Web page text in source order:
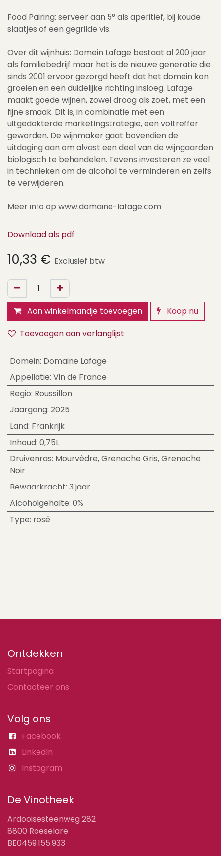
Food Pairing: serveer aan 5° als aperitief, bij koude
slaatjes of een gegrilde vis.
Over dit wijnhuis: Domein Lafage bestaat al 200 jaar
als familiebedrijf maar het is de nieuwe generatie die
sinds 2001 ervoor gezorgd heeft dat het domein kon
groeien en een duidelijke richting insloeg. Lafage
maakt goede wijnen, zowel droog als zoet, met een
fijne smaak. Dit is, in combinatie met een
uitgedokterde marketingstrategie, een voltreffer
geworden. De wijnmaker gaat bovendien de
uitdaging aan om alvast een deel van de wijngaarden
biologisch te behandelen. Tevens investeren ze veel
in technieken om de alcohol te verminderen en zelfs
te verwijderen.
Meer info op www.domaine-lafage.com
Download als pdf
10,33 € Exclusief btw
Aan winkelmandje toevoegen
Koop nu
Toevoegen aan verlanglijst
Domein: Domaine Lafage
Appellatie: Vin de France
Regio: Roussillon
Jaargang: 2025
Land: Frankrijk
Inhoud: 0,75L
Druivenras: Mourvèdre,Grenache Gris,Grenache
Noir
Bewaarkracht: 3 jaar
Alcoholgehalte: 0%
Type: rosé
Ontdekken
Startpagina
Contacteer ons
Volg ons
Facebook
LinkedIn
Instagram
De Vinotheek
Ardooisesteenweg 282
8800 Roeselare
BE0459.155.933